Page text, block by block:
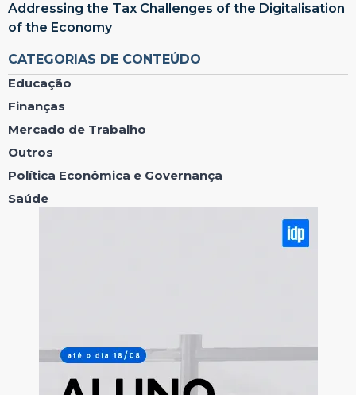
Addressing the Tax Challenges of the Digitalisation
of the Economy
CATEGORIAS DE CONTEÚDO
Educação
Finanças
Mercado de Trabalho
Outros
Política Econômica e Governança
Saúde